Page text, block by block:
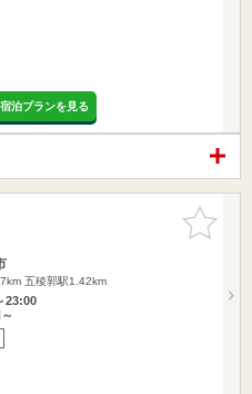
泊プランを見る
お気に入
りに追加
五稜郭駅1.42km
23:00